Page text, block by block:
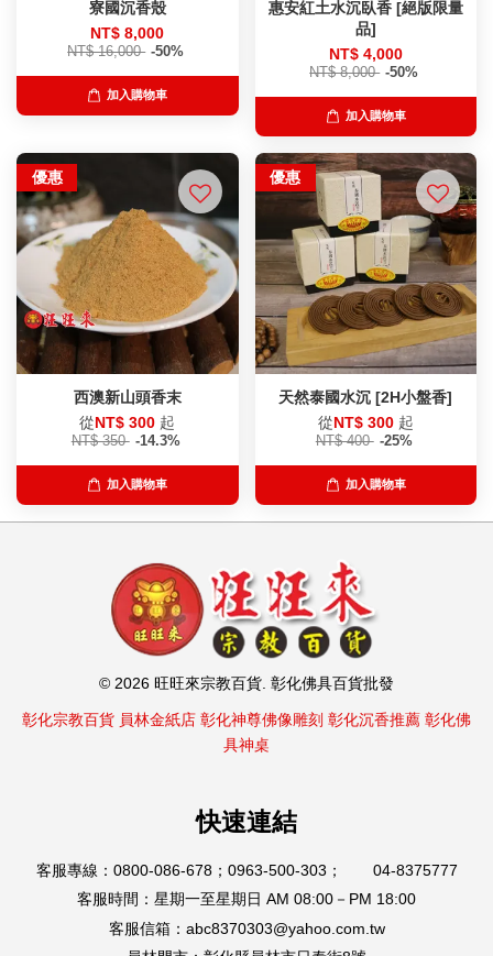
寮國沉香殼
NT$ 8,000
NT$ 16,000 -50%
加入購物車
惠安紅土水沉臥香 [絕版限量
品]
NT$ 4,000
NT$ 8,000 -50%
加入購物車
優惠
西澳新山頭香末
從NT$ 300 起
NT$ 350 -14.3%
加入購物車
優惠
天然泰國水沉 [2H小盤香]
從NT$ 300 起
NT$ 400 -25%
加入購物車
© 2026 旺旺來宗教百貨. 彰化佛具百貨批發
彰化宗教百貨 員林金紙店 彰化神尊佛像雕刻 彰化沉香推薦 彰化佛
具神桌
快速連結
客服專線：0800-086-678；0963-500-303； 04-8375777
客服時間：星期一至星期日 AM 08:00－PM 18:00
客服信箱：abc8370303@yahoo.com.tw